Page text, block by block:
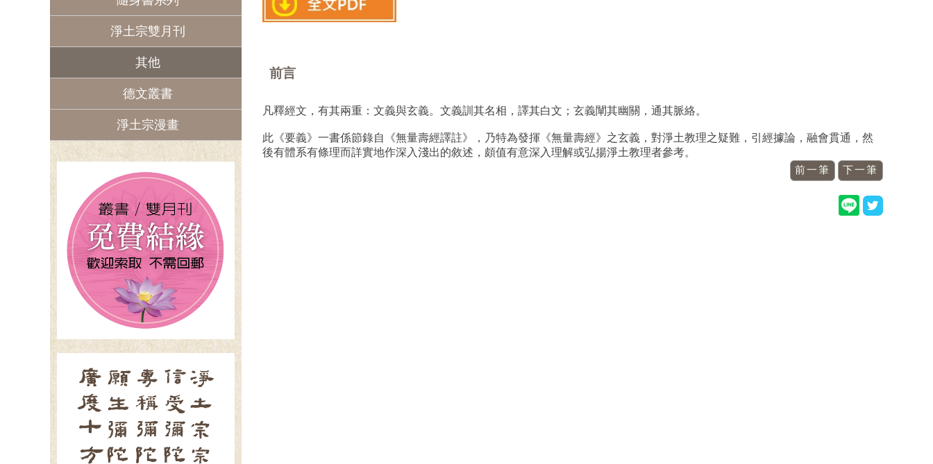
淨土宗雙月刊
其他
德文叢書
淨土宗漫畫
前言
凡釋經文，有其兩重：文義與玄義。文義訓其名相，譯其白文；玄義闡其幽關，通其脈絡。
此《要義》一書係節錄自《無量壽經譯註》，乃特為發揮《無量壽經》之玄義，對淨土教理之疑難，引經據論，融會貫通，然
後有體系有條理而詳實地作深入淺出的敘述，頗值有意深入理解或弘揚淨土教理者參考。